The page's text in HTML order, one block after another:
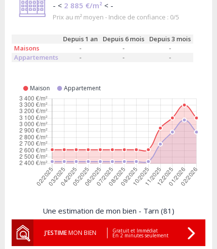
- < 2 885 €/m² < -
Prix au m² moyen - Indice de confiance : 0/5
Depuis 1 an Depuis 6 mois
Depuis 3 mois
Maisons
- -
-
Appartements
- - -
Maison Appartement
Une estimation de mon bien - Tarn (81)
J'ESTIMEMON BIEN Gratuit et Immédiat
En 2 minutes seulement